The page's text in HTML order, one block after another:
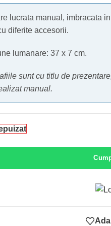
lucrata manual, imbracata
diferite accesorii.
lumanare: 37 x 7 cm.
sunt cu titlu de
manual.